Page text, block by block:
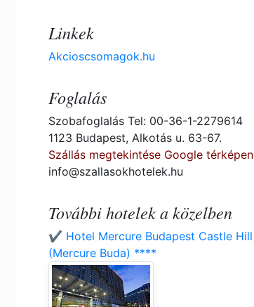
Linkek
Akcioscsomagok.hu
Foglalás
Szobafoglalás Tel: 00-36-1-2279614
1123 Budapest, Alkotás u. 63-67.
Szállás megtekintése Google térképen
info@szallasokhotelek.hu
További hotelek a közelben
✔️ Hotel Mercure Budapest Castle Hill
(Mercure Buda) ****